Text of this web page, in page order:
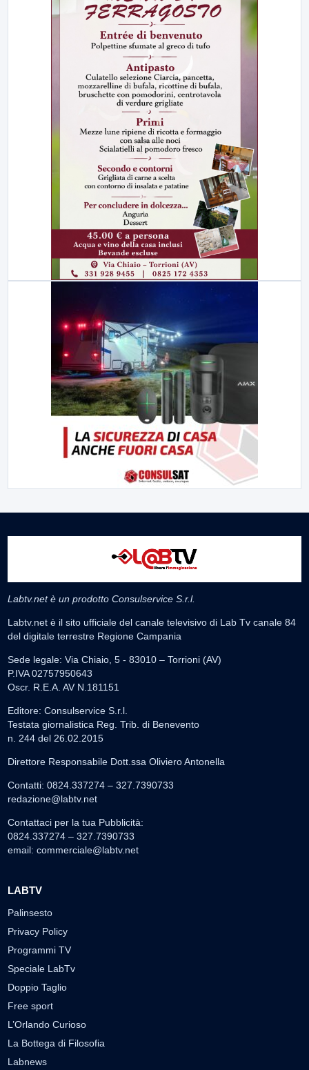
Labtv.net è un prodotto Consulservice S.r.l.
Labtv.net è il sito ufficiale del canale televisivo di Lab Tv canale 84
del digitale terrestre Regione Campania
Sede legale: Via Chiaio, 5 - 83010 – Torrioni (AV)
P.IVA 02757950643
Oscr. R.E.A. AV N.181151
Editore: Consulservice S.r.l.
Testata giornalistica Reg. Trib. di Benevento
n. 244 del 26.02.2015
Direttore Responsabile Dott.ssa Oliviero Antonella
Contatti: 0824.337274 – 327.7390733
redazione@labtv.net
Contattaci per la tua Pubblicità:
0824.337274 – 327.7390733
email: commerciale@labtv.net
LABTV
Palinsesto
Privacy Policy
Programmi TV
Speciale LabTv
Doppio Taglio
Free sport
L’Orlando Curioso
La Bottega di Filosofia
Labnews